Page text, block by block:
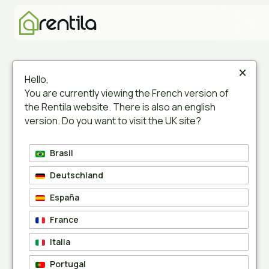
3 560
Gérez vos biens
immobiliers avec le
meilleur logiciel gratuit
de gestion locative
immobilière
Rentila est le meilleur logiciel de gestion
locative immobilière en ligne. Suivi des loyers et
×
Hello,
You are currently viewing the French version of
the Rentila website. There is also an english
version. Do you want to visit the UK site?
Brasil
Deutschland
España
France
Italia
Portugal